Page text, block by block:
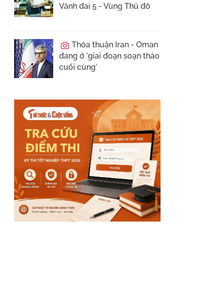
Vành đai 5 - Vùng Thủ đô
Thỏa thuận Iran - Oman
đang ở 'giai đoạn soạn thảo
cuối cùng'